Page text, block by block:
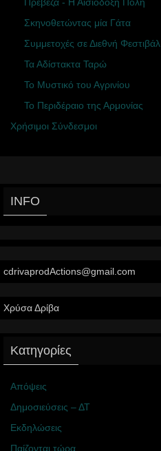
Σκηνοθετώντας μία Γάτα
Συμμετοχές σε Διεθνή Φεστιβάλ
Τα Αδίστακτα Ταρώ
Το Μυστικό του Αγρινίου
Το Περιδέραιο της Αρμονίας
Χρήσιμοι Σύνδεσμοι
INFO
cdrivaprodActions@gmail.com
Χρύσα Δρίβα
Κατηγορίες
Απόψεις
Δημοσιεύσεις – ΔΤ
Εκδηλώσεις
Παίζονται τώρα